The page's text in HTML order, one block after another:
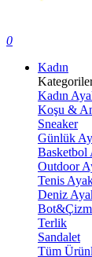
0
Kadın
Kadın
Koşu &
Sneaker
Günlük
Basketbol
Outdoor
Tenis
Deniz
Terlik
Sandalet
Tüm